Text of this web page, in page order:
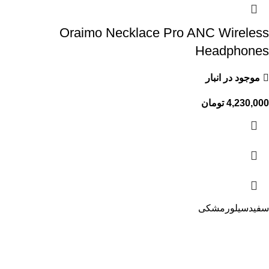
Oraimo Necklace Pro ANC Wireless
Headphones
موجود در انبار
4,230,000 تومان
سفیدسیلور مشکی